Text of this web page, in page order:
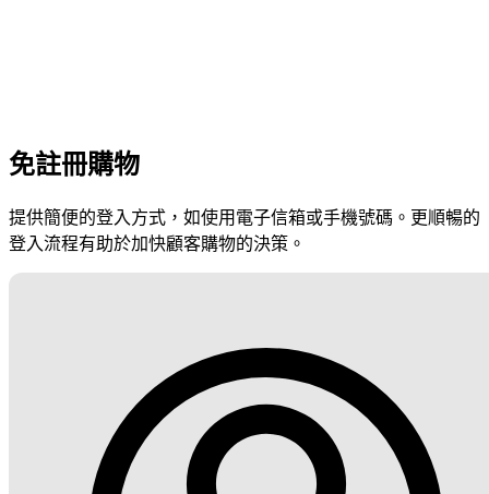
免註冊購物
提供簡便的登入方式，如使用電子信箱或手機號碼。更順暢的
登入流程有助於加快顧客購物的決策。